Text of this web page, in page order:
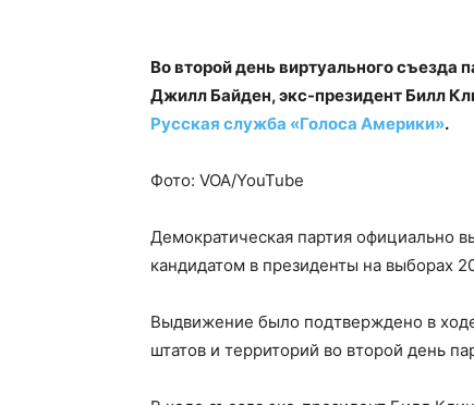
Во второй день виртуального съезда
Джилл Байден, экс-президент Билл
Русская служба «Голоса Америки».
Фото: VOA/YouTube
Демократическая партия официально
кандидатом в президенты на выборах
Выдвижение было подтверждено в
штатов и территорий во второй день